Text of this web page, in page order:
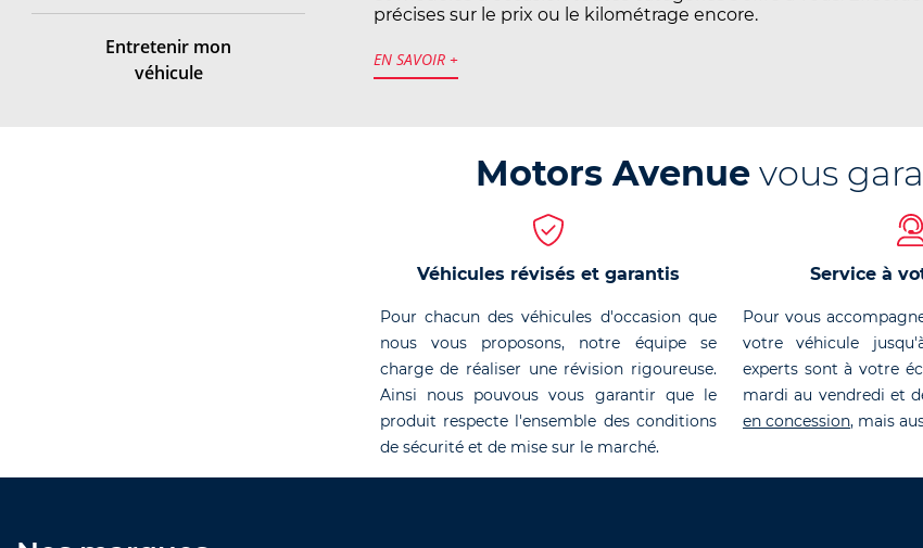
Entretenir mon
véhicule
précises sur le prix ou le kilométrage encore.
EN SAVOIR +
Motors Avenuevous
Véhicules révisés et garantis
Pour chacun des véhicules d'occasion que
nous vous proposons, notre équipe se
charge de réaliser une révision rigoureuse.
Ainsi nous pouvous vous garantir que le
produit respecte l'ensemble des conditions
de sécurité et de mise sur le marché.
Service à
Pour vous
votre véhicule
experts sont à votre
mardi au vendredi et
en concession, mais